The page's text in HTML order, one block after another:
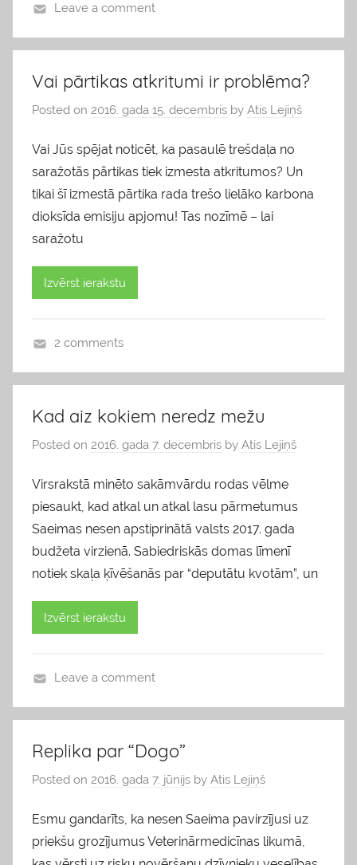
l
g
s
Leave a comment
Vai pārtikas atkritumi ir problēma?
Posted on 2016. gada 15. decembris by Atis Lejiņš
Vai Jūs spējat noticēt, ka pasaulē trešdaļa no
saražotās pārtikas tiek izmesta atkritumos? Un
tikai šī izmestā pārtika rada trešo lielāko karbona
dioksīda emisiju apjomu! Tas nozīmē – lai
saražotu
Izvērst ierakstu
l
g
s
2 comments
Kad aiz kokiem neredz mežu
Posted on 2016. gada 7. decembris by Atis Lejiņš
Virsrakstā minēto sakāmvārdu rodas vēlme
piesaukt, kad atkal un atkal lasu pārmetumus
Saeimas nesen apstiprinātā valsts 2017. gada
budžeta virzienā. Sabiedriskās domas līmenī
notiek skaļa ķīvēšanās par “deputātu kvotām”, un
Izvērst ierakstu
l
g
s
Leave a comment
Replika par “Dogo”
Posted on 2016. gada 7. jūnijs by Atis Lejiņš
Esmu gandarīts, ka nesen Saeima pavirzījusi uz
priekšu grozījumus Veterinārmedicīnas likumā,